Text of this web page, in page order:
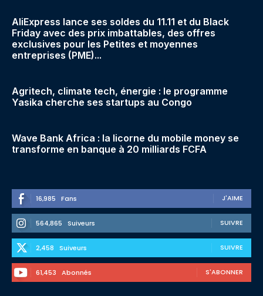
AliExpress lance ses soldes du 11.11 et du Black
Friday avec des prix imbattables, des offres
exclusives pour les Petites et moyennes
entreprises (PME)...
Agritech, climate tech, énergie : le programme
Yasika cherche ses startups au Congo
Wave Bank Africa : la licorne du mobile money se
transforme en banque à 20 milliards FCFA
16,985 Fans J'AIME
564,865 Suiveurs SUIVRE
2,458 Suiveurs SUIVRE
61,453 Abonnés S'ABONNER